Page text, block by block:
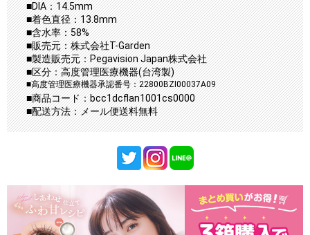
■DIA：14.5mm
■着色直径：13.8mm
■含水率：58%
■販売元：株式会社T-Garden
■製造販売元：Pegavision Japan株式会社
■区分：高度管理医療機器(台湾製)
■高度管理医療機器承認番号：22800BZI00037A09
■商品コード：bcc1dcflan1001cs0000
■配送方法：メール便送料無料